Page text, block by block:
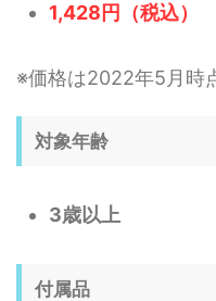
1,428円（税込）
※価格は2022年5月時
対象年齢
3歳以上
付属品